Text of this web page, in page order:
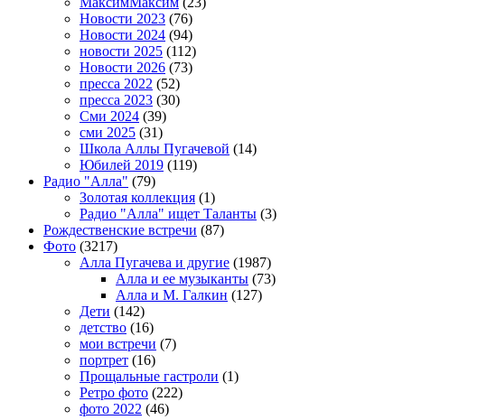
Новости 2023 (76)
Новости 2024 (94)
новости 2025 (112)
Новости 2026 (73)
пресса 2022 (52)
пресса 2023 (30)
Сми 2024 (39)
сми 2025 (31)
Школа Аллы Пугачевой (14)
Юбилей 2019 (119)
Радио "Алла" (79)
Золотая коллекция (1)
Радио "Алла" ищет Таланты (3)
Рождественские встречи (87)
Фото (3217)
Алла Пугачева и другие (1987)
Алла и ее музыканты (73)
Алла и М. Галкин (127)
Дети (142)
детство (16)
мои встречи (7)
портрет (16)
Прощальные гастроли (1)
Ретро фото (222)
фото 2022 (46)